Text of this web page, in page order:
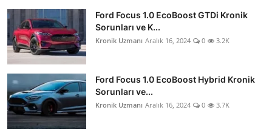
Ford Focus 1.0 EcoBoost GTDi Kronik
Sorunları ve K...
Kronik Uzmanı Aralık 16, 2024 0 3.2K
Ford Focus 1.0 EcoBoost Hybrid Kronik
Sorunları ve...
Kronik Uzmanı Aralık 16, 2024 0 3.7K